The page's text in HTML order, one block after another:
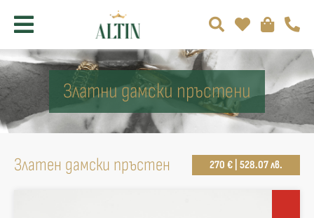
Златни дамски пръстени
Златен дамски пръстен 270 € | 528.07 лв.